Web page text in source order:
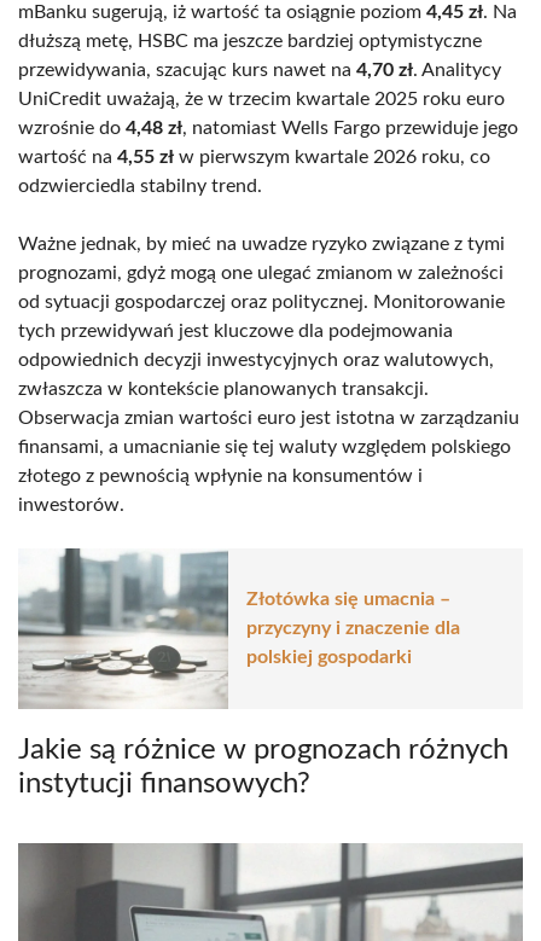
mBanku sugerują, iż wartość ta osiągnie poziom 4,45 zł. Na
dłuższą metę, HSBC ma jeszcze bardziej optymistyczne
przewidywania, szacując kurs nawet na 4,70 zł. Analitycy
UniCredit uważają, że w trzecim kwartale 2025 roku euro
wzrośnie do 4,48 zł, natomiast Wells Fargo przewiduje jego
wartość na 4,55 zł w pierwszym kwartale 2026 roku, co
odzwierciedla stabilny trend.
Ważne jednak, by mieć na uwadze ryzyko związane z tymi
prognozami, gdyż mogą one ulegać zmianom w zależności
od sytuacji gospodarczej oraz politycznej. Monitorowanie
tych przewidywań jest kluczowe dla podejmowania
odpowiednich decyzji inwestycyjnych oraz walutowych,
zwłaszcza w kontekście planowanych transakcji.
Obserwacja zmian wartości euro jest istotna w zarządzaniu
finansami, a umacnianie się tej waluty względem polskiego
złotego z pewnością wpłynie na konsumentów i
inwestorów.
Złotówka się umacnia –
przyczyny i znaczenie dla
polskiej gospodarki
Jakie są różnice w prognozach różnych
instytucji finansowych?